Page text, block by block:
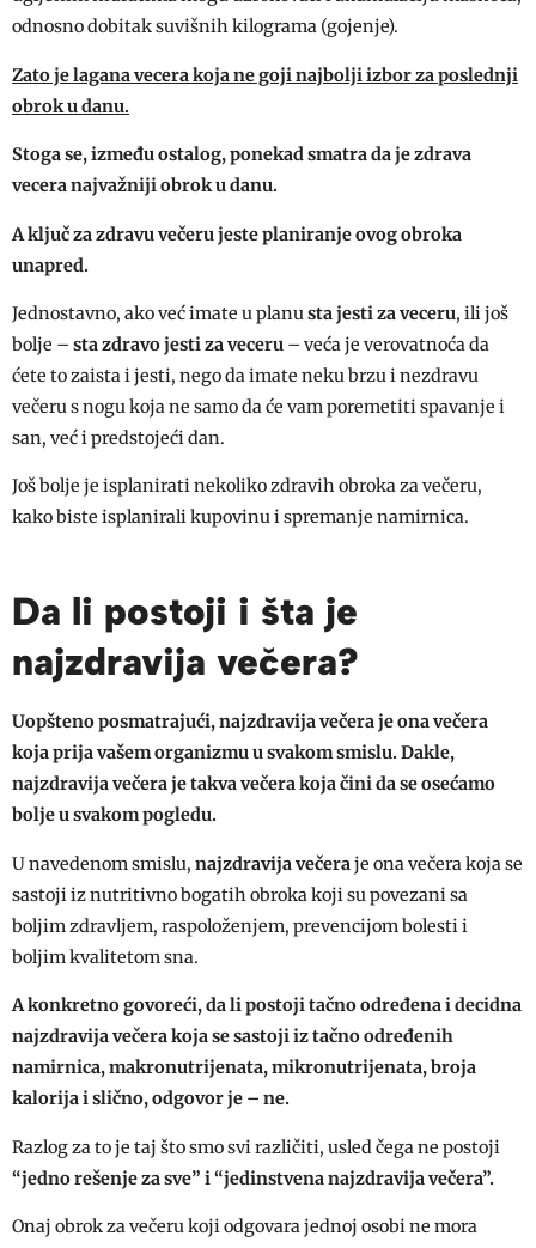
odnosno dobitak suvišnih kilograma (gojenje).
Zato je lagana vecera koja ne goji najbolji izbor za poslednji
obrok u danu.
Stoga se, između ostalog, ponekad smatra da je zdrava
vecera najvažniji obrok u danu.
A ključ za zdravu večeru jeste planiranje ovog obroka
unapred.
Jednostavno, ako već imate u planusta jesti za veceru, ili još
bolje –sta zdravo jesti za veceru – veća je verovatnoća da
ćete to zaista i jesti, nego da imate neku brzu i nezdravu
večeru s nogu koja ne samo da će vam poremetiti spavanje i
san, već i predstojeći dan.
Još bolje je isplanirati nekoliko zdravih obroka za večeru,
kako biste isplanirali kupovinu i spremanje namirnica.
Da li postoji i šta je
najzdravija večera?
Uopšteno posmatrajući, najzdravija večera je ona večera
koja prija vašem organizmu u svakom smislu. Dakle,
najzdravija večera je takva večera koja čini da se osećamo
bolje u svakom pogledu.
U navedenom smislu, najzdravija večeraje ona večera koja se
sastoji iz nutritivno bogatih obroka koji su povezani sa
boljim zdravljem, raspoloženjem, prevencijom bolesti i
boljim kvalitetom sna.
A konkretno govoreći, da li postoji tačno određena i decidna
najzdravija večera koja se sastoji iz tačno određenih
namirnica, makronutrijenata, mikronutrijenata, broja
kalorija i slično, odgovor je – ne.
Razlog za to je taj što smo svi različiti, usled čega ne postoji
“jedno rešenje za sve” i “jedinstvena najzdravija večera”.
Onaj obrok za večeru koji odgovara jednoj osobi ne mora